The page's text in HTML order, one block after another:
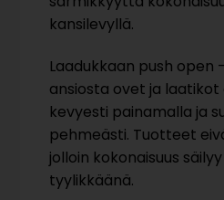
kansilevyllä.
Laadukkaan push open
ansiosta ovet ja
kevyesti painamalla ja
pehmeästi. Tuotteet
jolloin kokonaisuus
tyylikkäänä.